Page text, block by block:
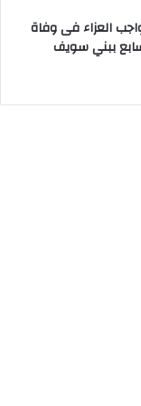
العزاء فى وفاة
ببني سويف